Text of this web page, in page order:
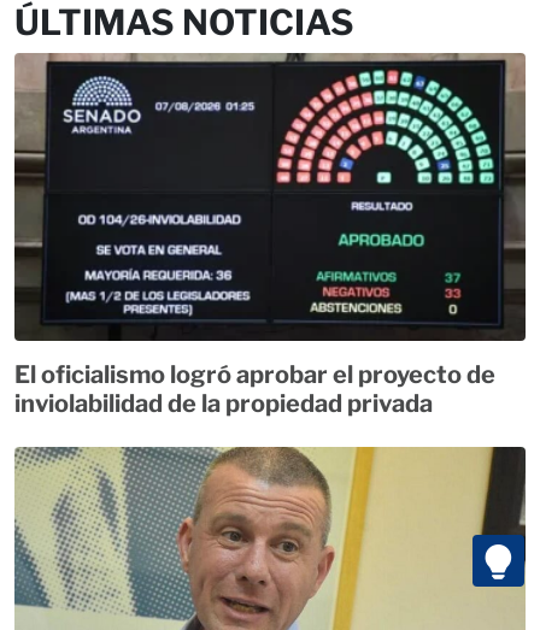
ÚLTIMAS NOTICIAS
El oficialismo logró aprobar el proyecto de
inviolabilidad de la propiedad privada